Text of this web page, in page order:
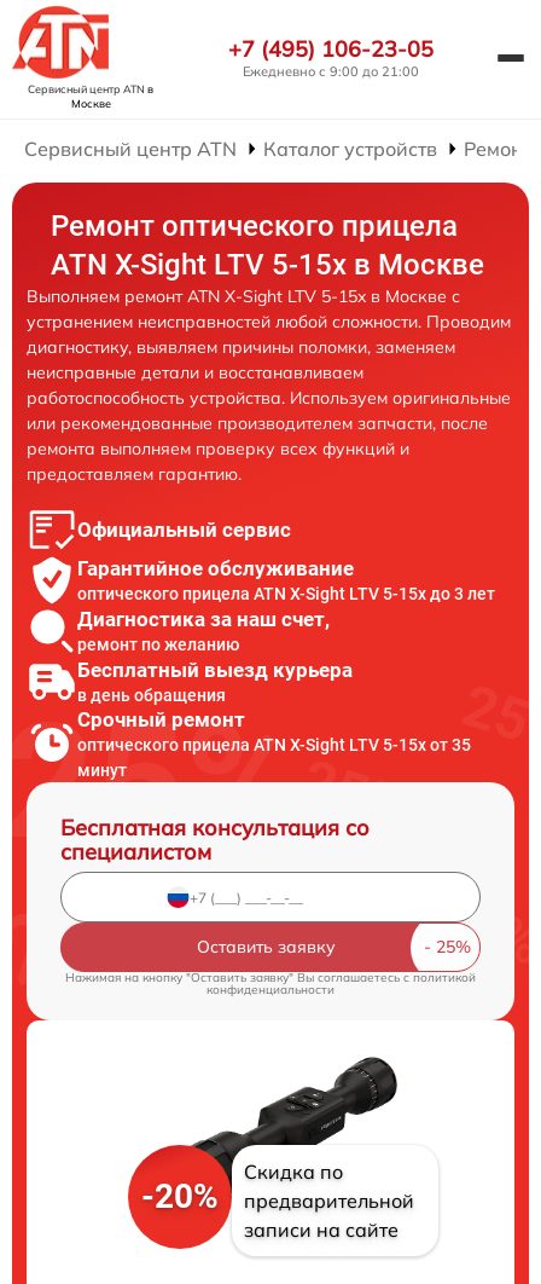
Сервисный центр ATN в
Москве
+7 (495) 106-23-05
Ежедневно с 9:00 до 21:00
Сервисный центр ATN Каталог устройств Ремонт
Ремонт оптического прицела
ATN X-Sight LTV 5-15x в Москве
Выполняем ремонт ATN X-Sight LTV 5-15x в Москве с
устранением неисправностей любой сложности. Проводим
диагностику, выявляем причины поломки, заменяем
неисправные детали и восстанавливаем
работоспособность устройства. Используем оригинальные
или рекомендованные производителем запчасти, после
ремонта выполняем проверку всех функций и
предоставляем гарантию.
Официальный сервис
Гарантийное обслуживание
оптического прицела ATN X-Sight LTV 5-15x до 3 лет
Диагностика за наш счет,
ремонт по желанию
Бесплатный выезд курьера
в день обращения
Срочный ремонт
оптического прицела ATN X-Sight LTV 5-15x от 35
минут
Бесплатная консультация со
специалистом
Оставить заявку
Нажимая на кнопку "Оставить заявку" Вы соглашаетесь cполитикой
конфиденциальности
-20%
Скидка по
предварительной
записи на сайте